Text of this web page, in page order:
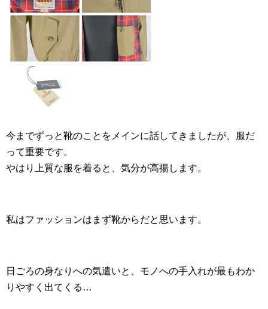
今までずっと靴のことをメインに話してきましたが、服だ
って重要です。
やはり上質な服を着ると、気分が高揚します。
私はファッションはまず靴からだと思います。
日ごろの身なりへの気遣いと、モノへの手入れが最もわか
りやすく出てくる…